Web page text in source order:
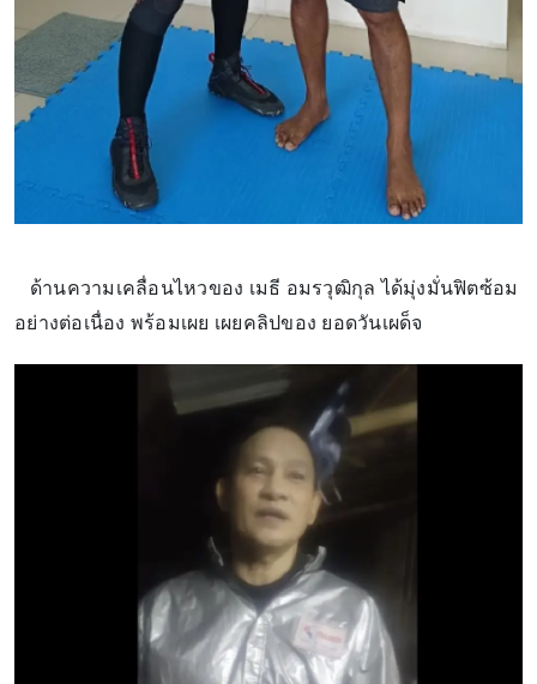
ด้านความเคลื่อนไหวของ เมธี อมรวุฒิกุล ได้มุ่งมั่นฟิตซ้อม
อย่างต่อเนื่อง พร้อมเผย เผยคลิปของ ยอดวันเผด็จ